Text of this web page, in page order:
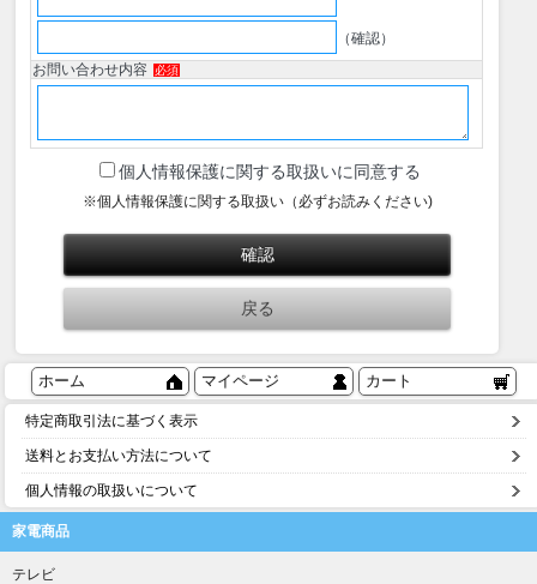
（確認）
お問い合わせ内容 必須
個人情報保護に関する取扱いに同意する
※個人情報保護に関する取扱い（必ずお読みください)
ホーム マイページ カート
特定商取引法に基づく表示
送料とお支払い方法について
個人情報の取扱いについて
家電商品
テレビ